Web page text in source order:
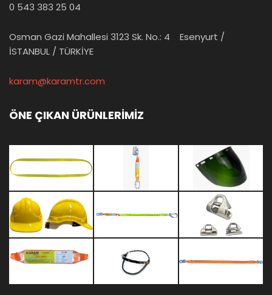
0 543 383 25 04
Osman Gazi Mahallesi 3123 Sk. No.: 4 Esenyurt /
İSTANBUL / TÜRKİYE
karam@karamtr.com
ÖNE ÇIKAN ÜRÜNLERİMİZ